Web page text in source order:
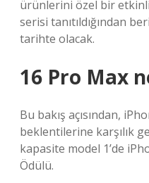
ürünlerini özel bir
serisi tanıtıldığından
tarihte olacak.
16 Pro Max
Bu bakış açısından,
beklentilerine karşılık
kapasite model 1’de
Ödülü.